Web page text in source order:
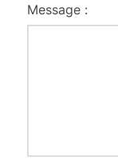
Message :